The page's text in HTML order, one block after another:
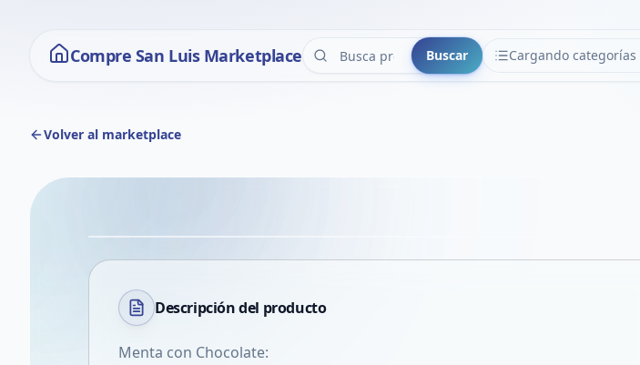
Compre San Luis Marketplace Buscar Cargando categorías
CATEGORÍAS
Volver al marketplace
VER EN PANTALLA COMPLETA
Descripción del producto
Menta con Chocolate: